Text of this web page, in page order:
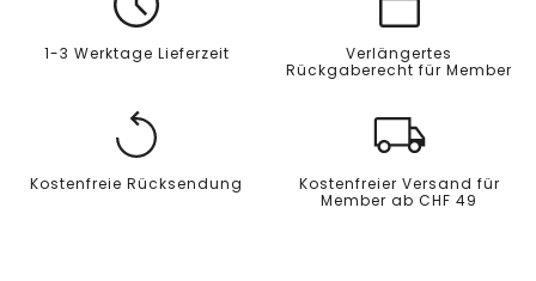
1-3 Werktage Lieferzeit
Verlängertes
Rückgaberecht für Member
Kostenfreie Rücksendung
Kostenfreier Versand für
Member ab CHF 49